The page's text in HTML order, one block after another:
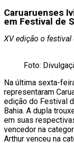
Caruaruenses
em Festival de
XV edição o festival
Foto:
Na última sexta-
representaram
edição do Festival
Bahia. A dupla
em suas
vencedor na
Arthur venceu na